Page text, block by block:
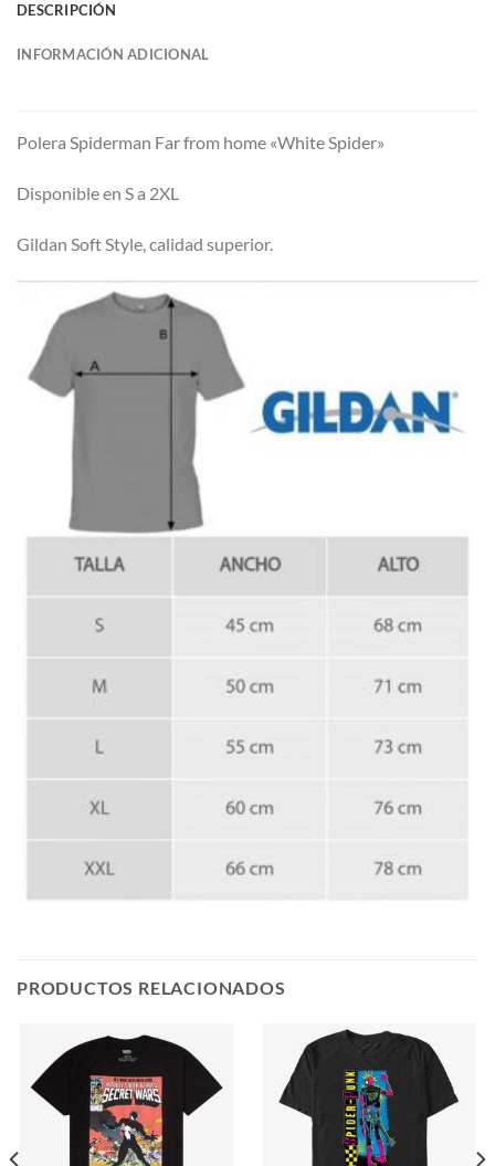
DESCRIPCIÓN
INFORMACIÓN ADICIONAL
Polera Spiderman Far from home «White Spider»
Disponible en S a 2XL
Gildan Soft Style, calidad superior.
PRODUCTOS RELACIONADOS